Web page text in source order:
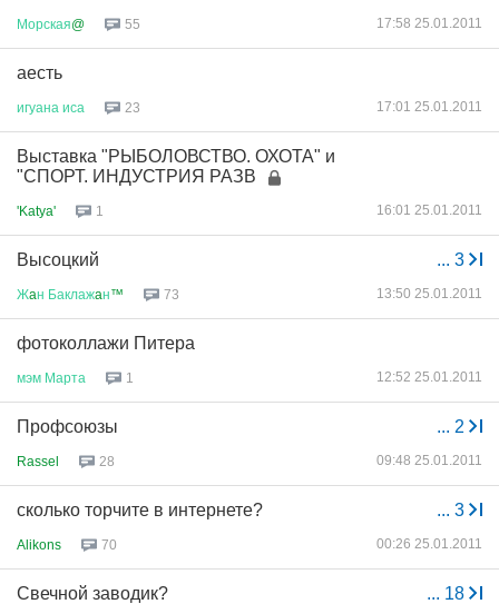
Морская@ 55 17:58 25.01.2011
аесть
игуана иса 23 17:01 25.01.2011
Выставка "РЫБОЛОВСТВО. ОХОТА" и
"СПОРТ. ИНДУСТРИЯ РАЗВ
'Katya' 1 16:01 25.01.2011
... 3
Высоцкий
Жaн Баклажaн™ 73 13:50 25.01.2011
фотоколлажи Питера
мэм Марта 1 12:52 25.01.2011
... 2
Профсоюзы
Rassel 28 09:48 25.01.2011
... 3
сколько торчите в интернете?
Alikons 70 00:26 25.01.2011
... 18
Свечной заводик?